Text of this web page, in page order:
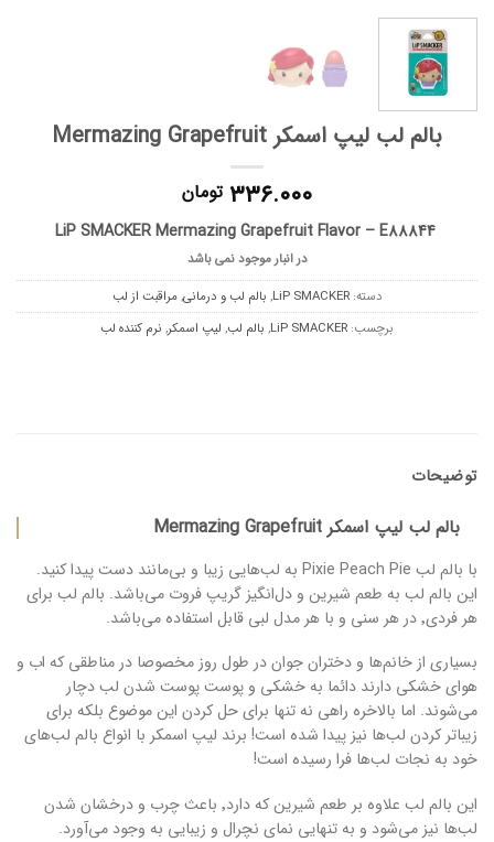
بالم لب لیپ اسمکر Mermazing Grapefruit
۳۳۶.۰۰۰ تومان
LiP SMACKER Mermazing Grapefruit Flavor – E88844
در انبار موجود نمی باشد
دسته:LiP SMACKER
, بالم لب و درمانی,مراقبت از لب
برچسب: LiP SMACKER
, بالم لب, لیپ اسمکر, نرم کننده لب
توضیحات
بالم لب لیپ اسمکر Mermazing Grapefruit
با بالم لب Pixie Peach Pie به لب‌هایی زیبا و بی‌مانند دست پیدا کنید.
این بالم لب به طعم شیرین و دل‌انگیز گریپ فروت می‌باشد. بالم لب برای
هر فردی٬ در هر سنی و با هر مدل لبی قابل استفاده می‌باشد.
بسیاری از خانم‌ها و دختران جوان در طول روز مخصوصا در مناطقی که اب و
هوای خشکی دارند دائما به خشکی و پوست پوست شدن لب دچار
می‌شوند. اما بالاخره راهی نه تنها برای حل کردن این موضوع بلکه برای
زیباتر کردن لب‌ها نیز پیدا شده است! برند لیپ اسمکر با انواع بالم لب‌های
خود به نجات لب‌ها فرا رسیده‌ است!
این بالم لب علاوه بر طعم شیرین که دارد٬ باعث چرب و درخشان شدن
لب‌ها نیز می‌شود و به تنهایی نمای نچرال و زیبایی به وجود می‌آورد.